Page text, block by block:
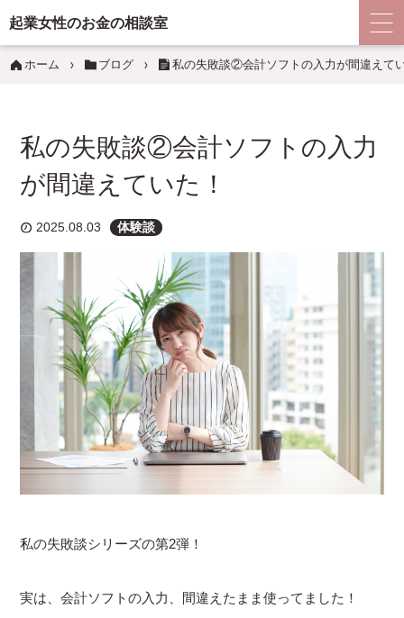
起業女性のお金の相談室
ホーム ブログ 私の失敗談②会計ソフトの入力が間違えて
私の失敗談②会計ソフトの入力
が間違えていた！
2025.08.03 体験談
私の失敗談シリーズの第2弾！
実は、会計ソフトの入力、間違えたまま使ってました！